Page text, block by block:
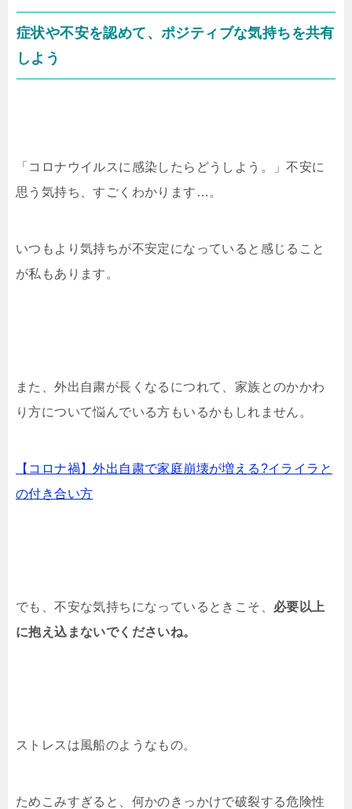
症状や不安を認めて、ポジティブな気持ちを共有
しよう
「コロナウイルスに感染したらどうしよう。」不安に
思う気持ち、すごくわかります…。
いつもより気持ちが不安定になっていると感じること
が私もあります。
また、外出自粛が長くなるにつれて、家族とのかかわ
り方について悩んでいる方もいるかもしれません。
【コロナ禍】外出自粛で家庭崩壊が増える?イライラと
の付き合い方
でも、不安な気持ちになっているときこそ、 必要以上
に抱え込まないでくださいね。
ストレスは風船のようなもの。
ためこみすぎると、何かのきっかけで破裂する危険性